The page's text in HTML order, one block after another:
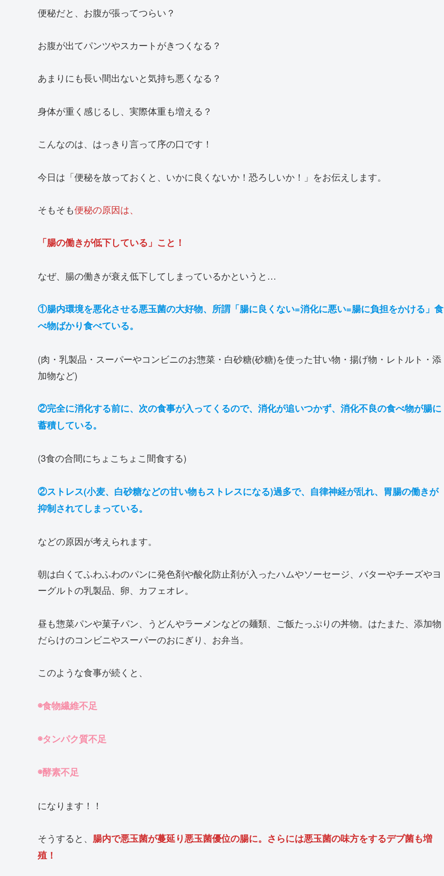
便秘だと、お腹が張ってつらい？
お腹が出てパンツやスカートがきつくなる？
あまりにも長い間出ないと気持ち悪くなる？
身体が重く感じるし、実際体重も増える？
こんなのは、はっきり言って序の口です！
今日は「便秘を放っておくと、いかに良くないか！恐ろしいか！」をお伝えします。
そもそも便秘の原因は、
「腸の働きが低下している」こと！
なぜ、腸の働きが衰え低下してしまっているかというと…
①腸内環境を悪化させる悪玉菌の大好物、所謂「腸に良くない=消化に悪い=腸に負担をかける」食
べ物ばかり食べている。
(肉・乳製品・スーパーやコンビニのお惣菜・白砂糖(砂糖)を使った甘い物・揚げ物・レトルト・添
加物など)
②完全に消化する前に、次の食事が入ってくるので、消化が追いつかず、消化不良の食べ物が腸に
蓄積している。
(3食の合間にちょこちょこ間食する)
②ストレス(小麦、白砂糖などの甘い物もストレスになる)過多で、自律神経が乱れ、胃腸の働きが
抑制されてしまっている。
などの原因が考えられます。
朝は白くてふわふわのパンに発色剤や酸化防止剤が入ったハムやソーセージ、バターやチーズやヨ
ーグルトの乳製品、卵、カフェオレ。
昼も惣菜パンや菓子パン、うどんやラーメンなどの麺類、ご飯たっぷりの丼物。はたまた、添加物
だらけのコンビニやスーパーのおにぎり、お弁当。
このような食事が続くと、
◉食物繊維不足
◉タンパク質不足
◉酵素不足
になります！！
そうすると、 腸内で悪玉菌が蔓延り悪玉菌優位の腸に。さらには悪玉菌の味方をするデブ菌も増
殖！